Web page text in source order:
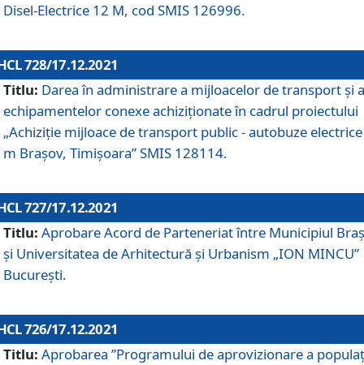
Disel-Electrice 12 M, cod SMIS 126996.
728/17.12.2021
Titlu: Darea în administrare a mijloacelor de transport și a
echipamentelor conexe achiziționate în cadrul proiectului
„Achiziție mijloace de transport public - autobuze
m Brașov, Timișoara” SMIS 128114.
727/17.12.2021
Titlu: Aprobare Acord de Parteneriat între Municipiul
și Universitatea de Arhitectură și Urbanism „ION MINCU”
București.
726/17.12.2021
Titlu: Aprobarea ”Programului de aprovizionare a